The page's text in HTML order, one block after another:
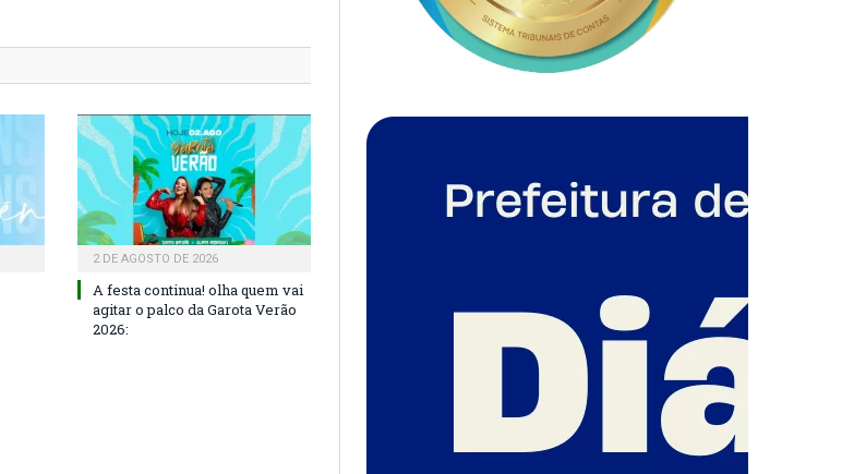
2 DE AGOSTO DE 2026
A festa continua! olha quem vai
agitar o palco da Garota Verão
2026: